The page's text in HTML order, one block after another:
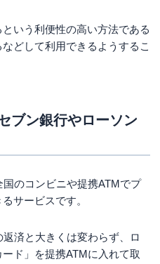
いう利便性の高い方法である
どして利用できるようするこ
ブン銀行やローソン
のコンビニや提携ATMでプ
サービスです。
済と大きくは変わらず、ロ
ド」を提携ATMに入れて取